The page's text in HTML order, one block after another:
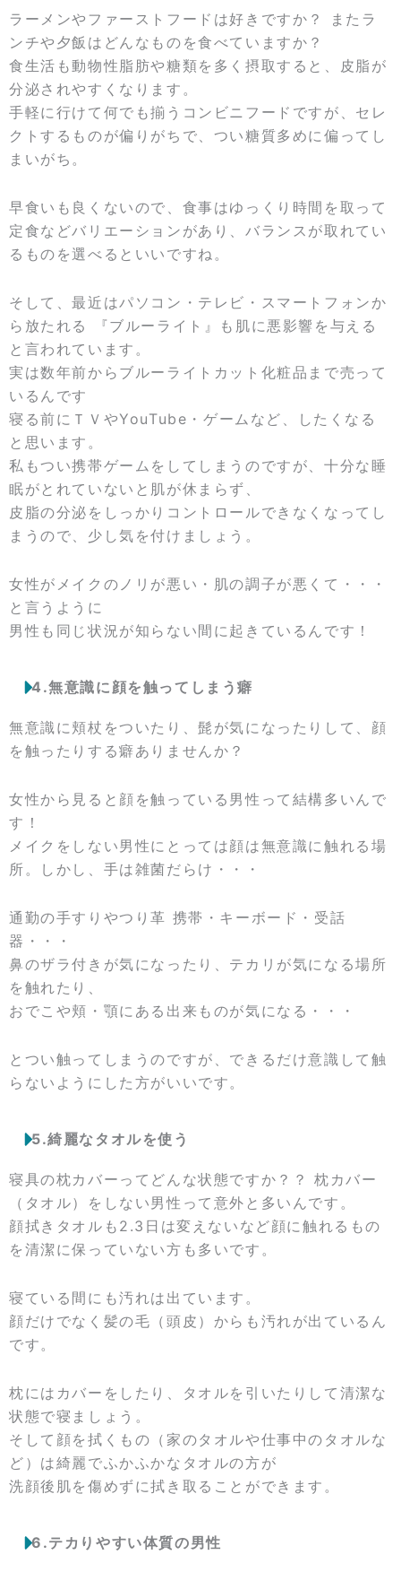
ラーメンやファーストフードは好きですか？ またラ
ンチや夕飯はどんなものを食べていますか？
食生活も動物性脂肪や糖類を多く摂取すると、皮脂が
分泌されやすくなります。
手軽に行けて何でも揃うコンビニフードですが、セレ
クトするものが偏りがちで、つい糖質多めに偏ってし
まいがち。
早食いも良くないので、食事はゆっくり時間を取って
定食などバリエーションがあり、バランスが取れてい
るものを選べるといいですね。
そして、最近はパソコン・テレビ・スマートフォンか
ら放たれる 『ブルーライト』も肌に悪影響を与える
と言われています。
実は数年前からブルーライトカット化粧品まで売って
いるんです
寝る前にＴＶやYouTube・ゲームなど、したくなる
と思います。
私もつい携帯ゲームをしてしまうのですが、十分な睡
眠がとれていないと肌が休まらず、
皮脂の分泌をしっかりコントロールできなくなってし
まうので、少し気を付けましょう。
女性がメイクのノリが悪い・肌の調子が悪くて・・・
と言うように
男性も同じ状況が知らない間に起きているんです！
4.無意識に顔を触ってしまう癖
無意識に頬杖をついたり、髭が気になったりして、顔
を触ったりする癖ありませんか？
女性から見ると顔を触っている男性って結構多いんで
す！
メイクをしない男性にとっては顔は無意識に触れる場
所。しかし、手は雑菌だらけ・・・
通勤の手すりやつり革 携帯・キーボード・受話
器・・・
鼻のザラ付きが気になったり、テカリが気になる場所
を触れたり、
おでこや頬・顎にある出来ものが気になる・・・
とつい触ってしまうのですが、できるだけ意識して触
らないようにした方がいいです。
5.綺麗なタオルを使う
寝具の枕カバーってどんな状態ですか？？ 枕カバー
（タオル）をしない男性って意外と多いんです。
顔拭きタオルも2.3日は変えないなど顔に触れるもの
を清潔に保っていない方も多いです。
寝ている間にも汚れは出ています。
顔だけでなく髪の毛（頭皮）からも汚れが出ているん
です。
枕にはカバーをしたり、タオルを引いたりして清潔な
状態で寝ましょう。
そして顔を拭くもの（家のタオルや仕事中のタオルな
ど）は綺麗でふかふかなタオルの方が
洗顔後肌を傷めずに拭き取ることができます。
6.テカりやすい体質の男性